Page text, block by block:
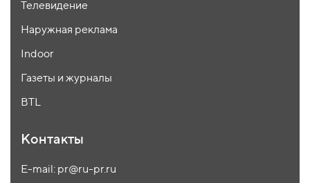
Телевидение
Наружная реклама
Indoor
Газеты и журналы
BTL
Контакты
E-mail: pr@ru-pr.ru